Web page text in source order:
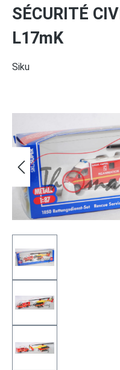
SÉCURITÉ
L17mK
Siku